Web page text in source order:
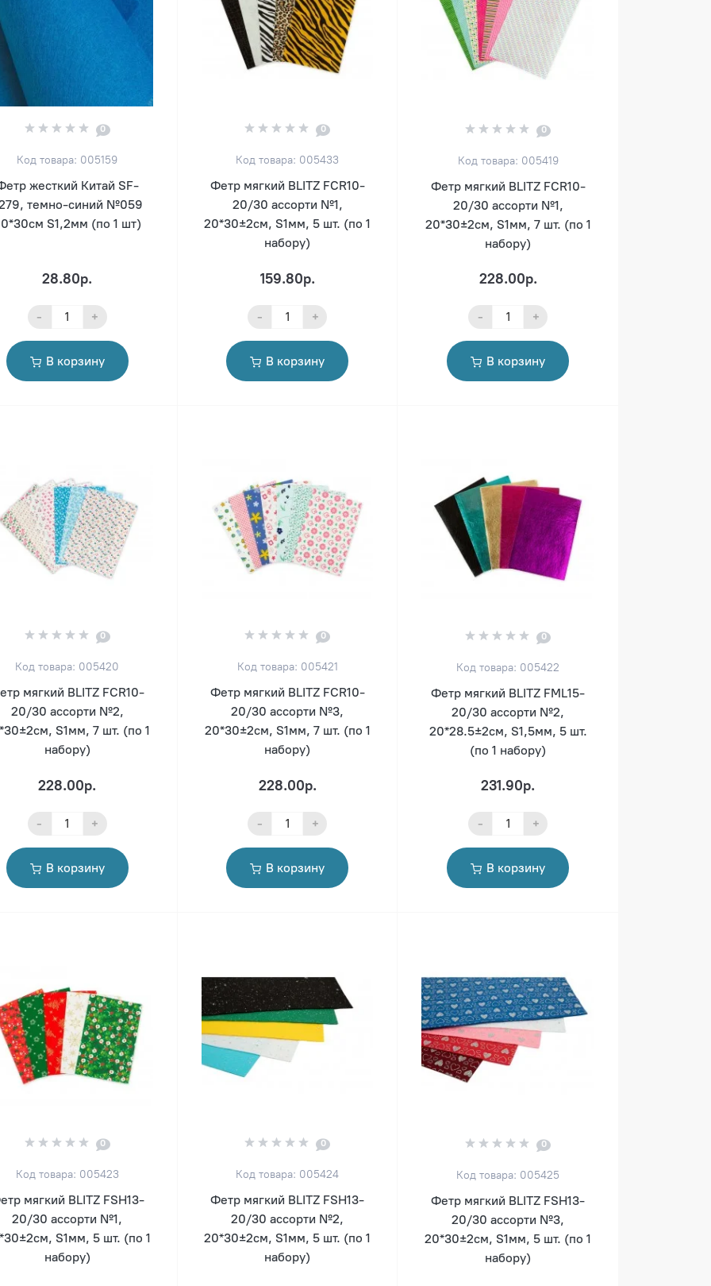
0
Код товара: 005159
жесткий Китай SF-
темно-синий №059
S1,2мм (по 1 шт)
28.80р.
- +
В корзину
0
Код товара: 005433
Фетр мягкий BLITZ FCR10-
20/30 ассорти №1,
20*30±2см, S1мм, 5 шт. (по 1
набору)
159.80р.
- +
В корзину
0
Код товара: 005419
Фетр мягкий BLITZ FCR10-
20/30 ассорти №1,
20*30±2см, S1мм, 7 шт. (по 1
набору)
228.00р.
- +
В корзину
0
Код товара: 005420
мягкий BLITZ FCR10-
20/30 ассорти №2,
S1мм, 7 шт. (по 1
набору)
228.00р.
- +
В корзину
0
Код товара: 005421
Фетр мягкий BLITZ FCR10-
20/30 ассорти №3,
20*30±2см, S1мм, 7 шт. (по 1
набору)
228.00р.
- +
В корзину
0
Код товара: 005422
Фетр мягкий BLITZ FML15-
20/30 ассорти №2,
20*28.5±2см, S1,5мм, 5 шт.
(по 1 набору)
231.90р.
- +
В корзину
0
Код товара: 005423
мягкий BLITZ FSH13-
20/30 ассорти №1,
S1мм, 5 шт. (по 1
набору)
0
Код товара: 005424
Фетр мягкий BLITZ FSH13-
20/30 ассорти №2,
20*30±2см, S1мм, 5 шт. (по 1
набору)
0
Код товара: 005425
Фетр мягкий BLITZ FSH13-
20/30 ассорти №3,
20*30±2см, S1мм, 5 шт. (по 1
набору)